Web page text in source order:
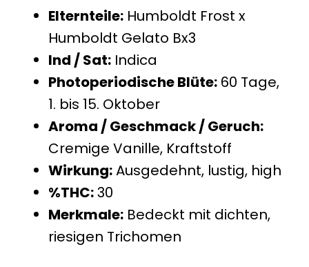
Elternteile:Humboldt Frost x
Humboldt Gelato Bx3
Ind / Sat:Indica
Photoperiodische Blüte:60 Tage,
1. bis 15. Oktober
Aroma / Geschmack / Geruch:
Cremige Vanille, Kraftstoff
Wirkung:Ausgedehnt, lustig, high
%THC:30
Merkmale:Bedeckt mit dichten,
riesigen Trichomen